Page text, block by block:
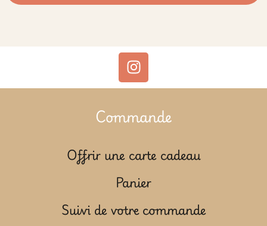
Commande
Offrir une carte cadeau
Panier
Suivi de votre commande